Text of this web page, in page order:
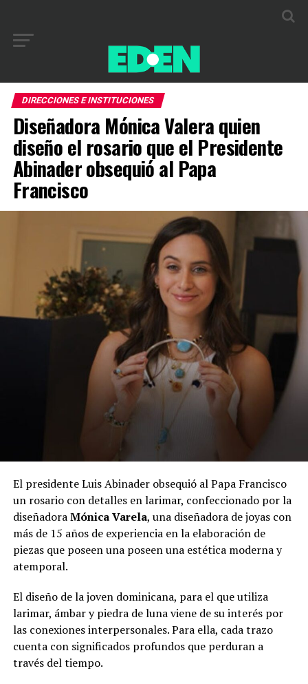
DIRECCIONES E INSTITUCIONES
Diseñadora Mónica Valera quien
diseño el rosario que el Presidente
Abinader obsequió al Papa
Francisco
El presidente Luis Abinader obsequió al Papa Francisco
un rosario con detalles en larimar, confeccionado por la
diseñadoraMónica Varela, una diseñadora de joyas con
más de 15 años de experiencia en la elaboración de
piezas que poseen una poseen una estética moderna y
atemporal.
El diseño de la joven dominicana, para el que utiliza
larimar, ámbar y piedra de luna viene de su interés por
las conexiones interpersonales. Para ella, cada trazo
cuenta con significados profundos que perduran a
través del tiempo.